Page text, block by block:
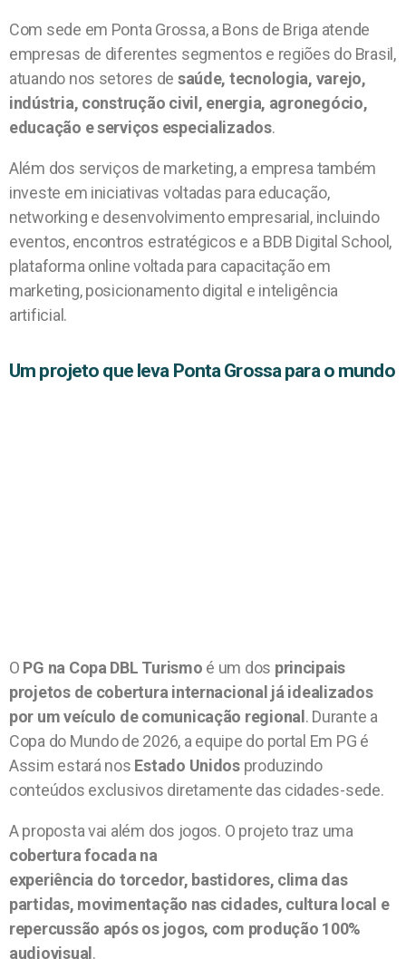
Com sede em Ponta Grossa, a Bons de Briga atende
empresas de diferentes segmentos e regiões do Brasil,
atuando nos setores de saúde, tecnologia, varejo,
indústria, construção civil, energia, agronegócio,
educação e serviços especializados.
Além dos serviços de marketing, a empresa também
investe em iniciativas voltadas para educação,
networking e desenvolvimento empresarial, incluindo
eventos, encontros estratégicos e a BDB Digital School,
plataforma online voltada para capacitação em
marketing, posicionamento digital e inteligência
artificial.
Um projeto que leva Ponta Grossa para o mundo
O PG na Copa DBL Turismo é um dos principais
projetos de cobertura internacional já idealizados
por um veículo de comunicação regional . Durante a
Copa do Mundo de 2026, a equipe do portal Em PG é
Assim estará nos Estado Unidosproduzindo
conteúdos exclusivos diretamente das cidades-sede.
A proposta vai além dos jogos. O projeto traz uma
cobertura focada na
experiência do torcedor, bastidores, clima das
partidas, movimentação nas cidades, cultura local e
repercussão após os jogos, com produção 100%
audiovisual .